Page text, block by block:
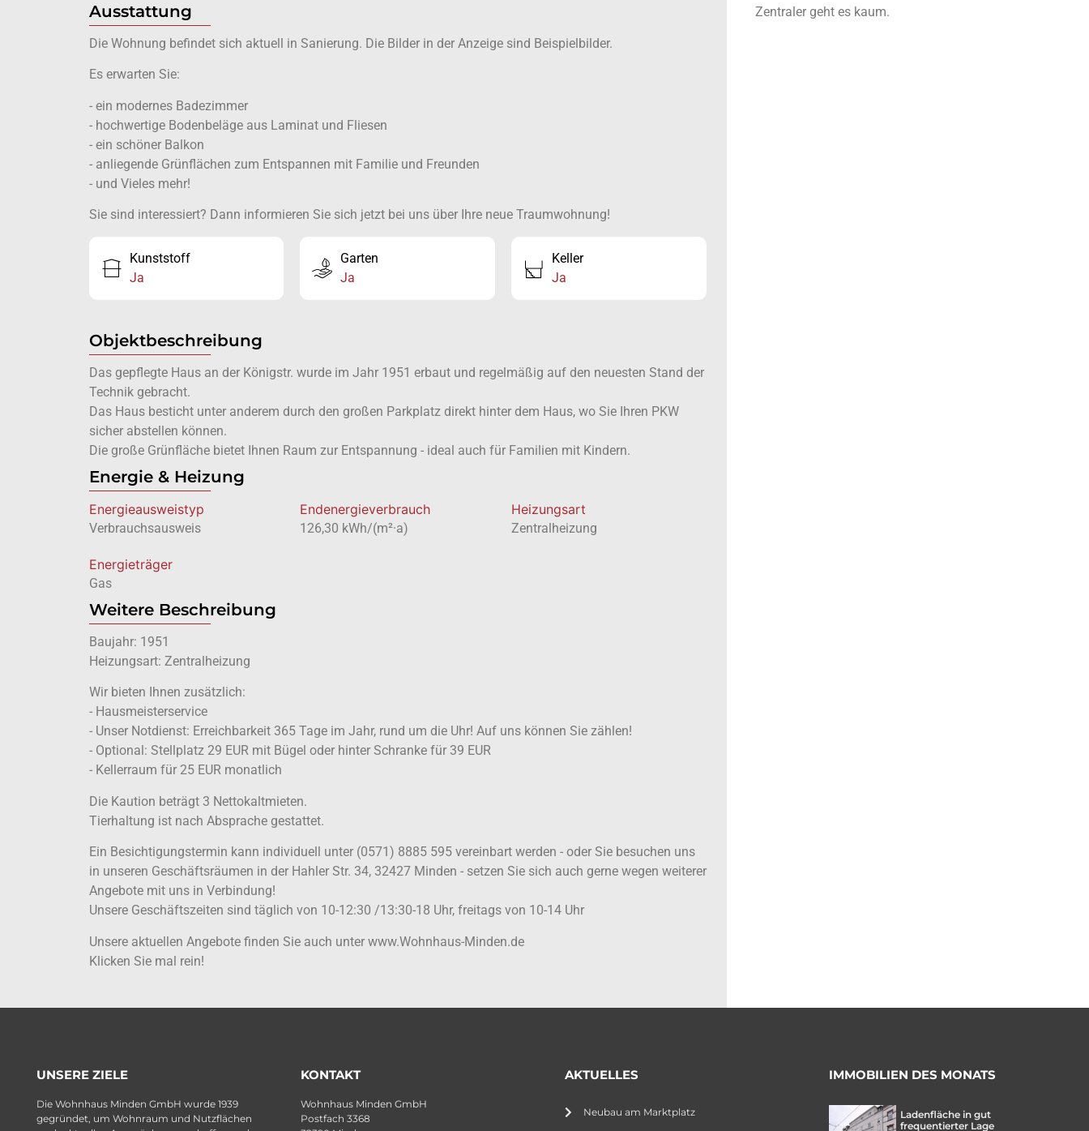
Ausstattung
Die Wohnung befindet sich aktuell in Sanierung. Die Bilder in der Anzeige sind Beispielbilder.
Es erwarten Sie:
- ein modernes Badezimmer
- hochwertige Bodenbeläge aus Laminat und Fliesen
- ein schöner Balkon
- anliegende Grünflächen zum Entspannen mit Familie und Freunden
- und Vieles mehr!
Sie sind interessiert? Dann informieren Sie sich jetzt bei uns über Ihre neue Traumwohnung!
Kunststoff
Ja
Garten
Ja
Keller
Ja
Objektbeschreibung
Das gepflegte Haus an der Königstr. wurde im Jahr 1951 erbaut und regelmäßig auf den neuesten Stand der
Technik gebracht.
Das Haus besticht unter anderem durch den großen Parkplatz direkt hinter dem Haus, wo Sie Ihren PKW
sicher abstellen können.
Die große Grünfläche bietet Ihnen Raum zur Entspannung - ideal auch für Familien mit Kindern.
Energie & Heizung
Energie­ausweistyp
Verbrauchsausweis
Endenergieverbrauch
126,30 kWh/(m²·a)
Heizungsart
Zentralheizung
Energieträger
Gas
Weitere Beschreibung
Baujahr: 1951
Heizungsart: Zentralheizung
Wir bieten Ihnen zusätzlich:
- Hausmeisterservice
- Unser Notdienst: Erreichbarkeit 365 Tage im Jahr, rund um die Uhr! Auf uns können Sie zählen!
- Optional: Stellplatz 29 EUR mit Bügel oder hinter Schranke für 39 EUR
- Kellerraum für 25 EUR monatlich
Die Kaution beträgt 3 Nettokaltmieten.
Tierhaltung ist nach Absprache gestattet.
Ein Besichtigungstermin kann individuell unter (0571) 8885 595 vereinbart werden - oder Sie besuchen uns
in unseren Geschäftsräumen in der Hahler Str. 34, 32427 Minden - setzen Sie sich auch gerne wegen weiterer
Angebote mit uns in Verbindung!
Unsere Geschäftszeiten sind täglich von 10-12:30 /13:30-18 Uhr, freitags von 10-14 Uhr
Unsere aktuellen Angebote finden Sie auch unter www.Wohnhaus-Minden.de
Klicken Sie mal rein!
Zentraler geht es kaum.
UNSERE ZIELE
Die Wohnhaus Minden GmbH wurde 1939
gegründet, um Wohnraum und Nutzflächen
KONTAKT
Wohnhaus Minden GmbH
Postfach 3368
AKTUELLES
Neubau am Marktplatz
IMMOBILIEN DES MONATS
Ladenfläche in gut
frequentierter Lage